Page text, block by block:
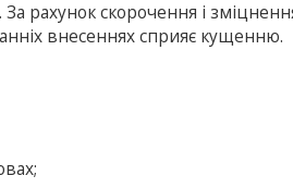
рахунок скорочення і
внесеннях сприяє кущенню.